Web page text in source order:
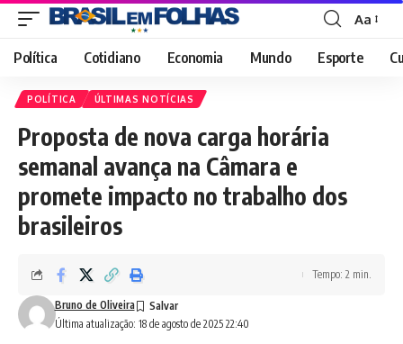
Font
Resizer
Aa
Política Cotidiano Economia Mundo Esporte
POLÍTICA ÚLTIMAS NOTÍCIAS
Proposta de nova carga horária
semanal avança na Câmara e
promete impacto no trabalho dos
brasileiros
Última atualização: 18 de agosto de 2025 22:40
Bruno de Oliveira
Tempo: 2 min.